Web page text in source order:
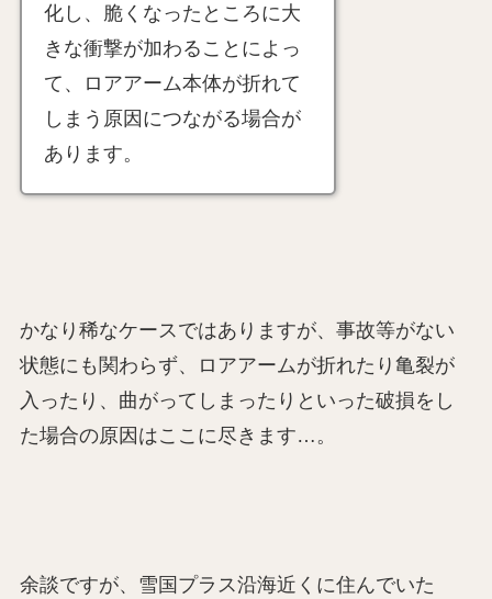
化し、脆くなったところに大
きな衝撃が加わることによっ
て、ロアアーム本体が折れて
しまう原因につながる場合が
あります。
かなり稀なケースではありますが、事故等がない
状態にも関わらず、ロアアームが折れたり亀裂が
入ったり、曲がってしまったりといった破損をし
た場合の原因はここに尽きます…。
余談ですが、雪国プラス沿海近くに住んでいた